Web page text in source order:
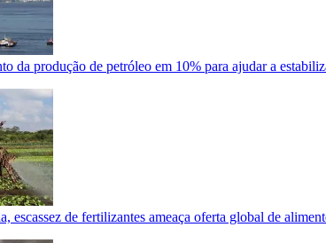
da produção de petróleo em 10% para ajudar a
escassez de fertilizantes ameaça oferta global de